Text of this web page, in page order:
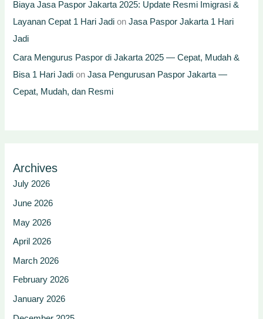
Biaya Jasa Paspor Jakarta 2025: Update Resmi Imigrasi &
Layanan Cepat 1 Hari Jadi onJasa Paspor Jakarta 1 Hari
Jadi
Cara Mengurus Paspor di Jakarta 2025 — Cepat, Mudah &
Bisa 1 Hari Jadi onJasa Pengurusan Paspor Jakarta —
Cepat, Mudah, dan Resmi
Archives
July 2026
June 2026
May 2026
April 2026
March 2026
February 2026
January 2026